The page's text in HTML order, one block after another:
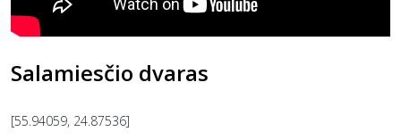
Salamiesčio dvaras
[55.94059, 24.87536]